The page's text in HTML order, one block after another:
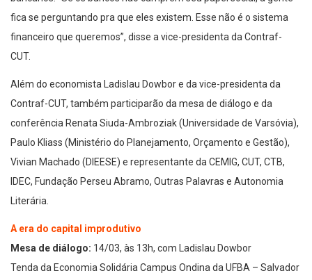
fica se perguntando pra que eles existem. Esse não é o sistema
financeiro que queremos”, disse a vice-presidenta da Contraf-
CUT.
Além do economista Ladislau Dowbor e da vice-presidenta da
Contraf-CUT, também participarão da mesa de diálogo e da
conferência Renata Siuda-Ambroziak (Universidade de Varsóvia),
Paulo Kliass (Ministério do Planejamento, Orçamento e Gestão),
Vivian Machado (DIEESE) e representante da CEMIG, CUT, CTB,
IDEC, Fundação Perseu Abramo, Outras Palavras e Autonomia
Literária.
A era do capital improdutivo
Mesa de diálogo: 14/03, às 13h, com Ladislau Dowbor
Tenda da Economia Solidária Campus Ondina da UFBA – Salvador